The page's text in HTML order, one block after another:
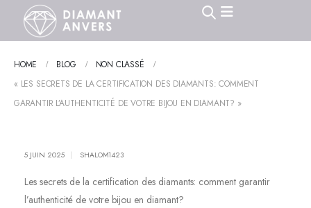
HOME BLOG
NON CLASSÉ
« LES SECRETS DE LA CERTIFICATION DES DIAMANTS: COMMENT
GARANTIR L’AUTHENTICITÉ DE VOTRE BIJOU EN DIAMANT? »
5 JUIN 2025 SHALOM1423
Les secrets de la certification des diamants: comment garantir
l’authenticité de votre bijou en diamant?